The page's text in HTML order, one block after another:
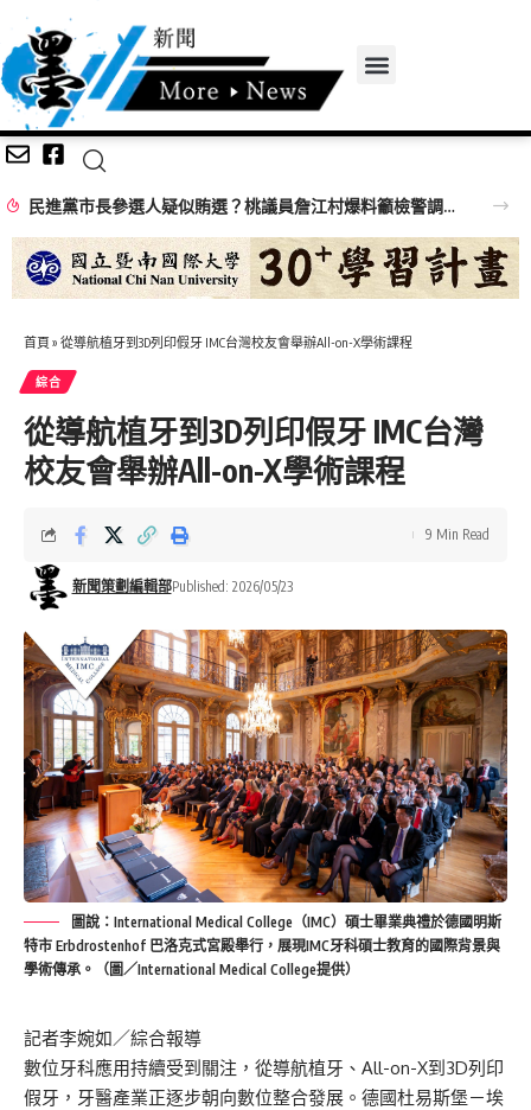
民進黨市長參選人疑似賄選？桃議員詹江村爆料籲檢警調查辦
首頁 » 從導航植牙到3D列印假牙 IMC台灣校友會舉辦All-on-X學術課程
綜合
從導航植牙到3D列印假牙 IMC台灣
校友會舉辦All-on-X學術課程
新聞策劃編輯部Published: 2026/05/23
9 Min Read
圖說：International Medical College（IMC）碩士畢業典禮於德國明斯
特市 Erbdrostenhof 巴洛克式宮殿舉行，展現IMC牙科碩士教育的國際背景與
學術傳承。（圖／International Medical College提供）
記者李婉如／綜合報導
數位牙科應用持續受到關注，從導航植牙、All-on-X到3D列印
假牙，牙醫產業正逐步朝向數位整合發展。德國杜易斯堡－埃